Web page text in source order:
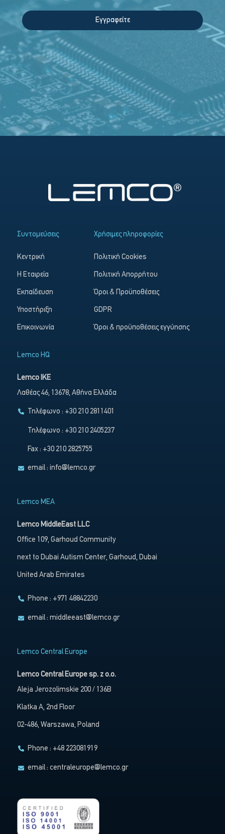
Εγγραφείτε
Συντομεύσεις
Κεντρική
Η Εταιρεία
Εκπαίδευση
Υποστήριξη
Επικοινωνία
Χρήσιμες πληροφορίες
Πολιτική Cookies
Πολιτική Απορρήτου
Όροι & Προϋποθέσεις
GDPR
Όροι & προϋποθέσεις εγγύησης
Lemco HQ
Lemco IKE
Λαθέας 46, 13678, Αθήνα Ελλάδα
Τηλέφωνο : +30 210 2811401
Τηλέφωνο : +30 210 2405237
Fax : +30 210 2825755
email :info@lemco.gr
Lemco MEA
Lemco MiddleEast LLC
Office 109, Garhoud Community
next to Dubai Autism Center, Garhoud, Dubai
United Arab Emirates
Phone : +971 48842230
email :middleeast@lemco.gr
Lemco Central Europe
Lemco Central Europe sp. z o.o.
Aleja Jerozolimskie 200 / 136B
Klatka A, 2nd Floor
02-486, Warszawa, Poland
Phone : +48 223081919
email :centraleurope@lemco.gr